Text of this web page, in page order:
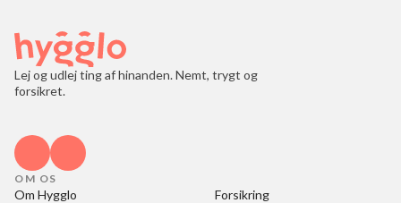
Lej og udlej ting af hinanden. Nemt, trygt og
forsikret.
OM OS
Om Hygglo
Forsikring